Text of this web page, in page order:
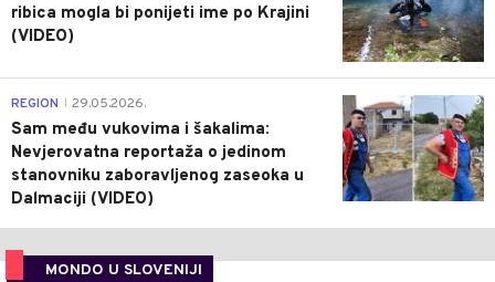
ribica mogla bi ponijeti ime po Krajini
(VIDEO)
0
REGION 29.05.2026.
Sam među vukovima i šakalima:
Nevjerovatna reportaža o jedinom
stanovniku zaboravljenog zaseoka u
Dalmaciji (VIDEO)
MONDO U SLOVENIJI